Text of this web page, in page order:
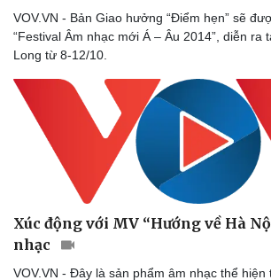
Làm đẹp - giảm cân
Phòng mạch online
Ăn sạch sống khỏe
VOV.VN - Bản Giao hưởng “Điểm hẹn” sẽ
“Festival Âm nhạc mới Á – Âu 2014”, diễn ra
Long từ 8-12/10.
Xúc động với MV “Hướng về Hà
nhạc
VOV.VN - Đây là sản phẩm âm nhạc thể